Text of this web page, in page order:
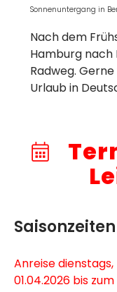
Nach dem
Hamburg nach
Radweg.
Urlaub in
Sonnenuntergang in
Anreise
01.04.2026 bis zum